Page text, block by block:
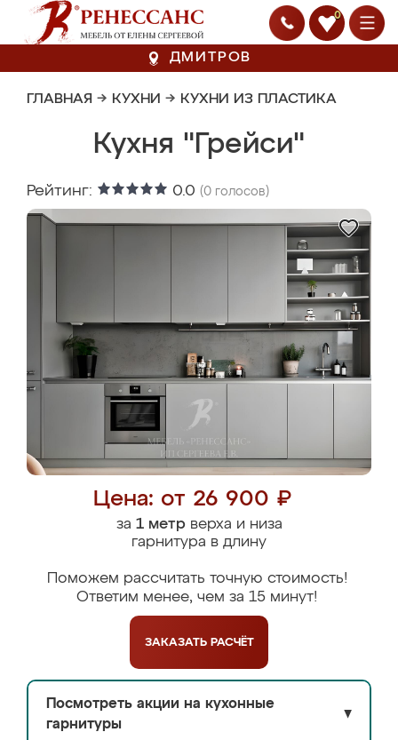
0
ДМИТРОВ
ГЛАВНАЯ → КУХНИ → КУХНИ ИЗ ПЛАСТИКА
Кухня "Грейси"
Рейтинг: 0.0 (0 голосов)
Цена: от 26 900 ₽
за 1 метрверха и низа
гарнитура в длину
Поможем рассчитать точную стоимость!
Ответим менее, чем за 15 минут!
ЗАКАЗАТЬ РАСЧЁТ
Посмотреть акции на кухонные
гарнитуры
▼